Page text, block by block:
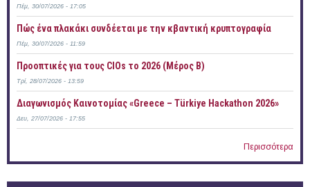
Πέμ, 30/07/2026 - 17:05
Πώς ένα πλακάκι συνδέεται με την κβαντική κρυπτογραφία
Πέμ, 30/07/2026 - 11:59
Προοπτικές για τους CIOs το 2026 (Μέρος Β)
Τρί, 28/07/2026 - 13:59
Διαγωνισμός Καινοτομίας «Greece – Türkiye Hackathon 2026»
Δευ, 27/07/2026 - 17:55
Περισσότερα